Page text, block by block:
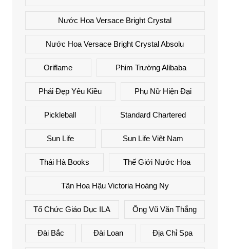
Nước Hoa Versace Bright Crystal
Nước Hoa Versace Bright Crystal Absolu
Oriflame Phim Trường Alibaba
Phái Đẹp Yêu Kiều Phụ Nữ Hiện Đại
Pickleball Standard Chartered
Sun Life Sun Life Việt Nam
Thái Hà Books Thế Giới Nước Hoa
Tân Hoa Hậu Victoria Hoàng Ny
Tổ Chức Giáo Dục ILA Ông Vũ Văn Thắng
Đài Bắc Đài Loan Địa Chỉ Spa